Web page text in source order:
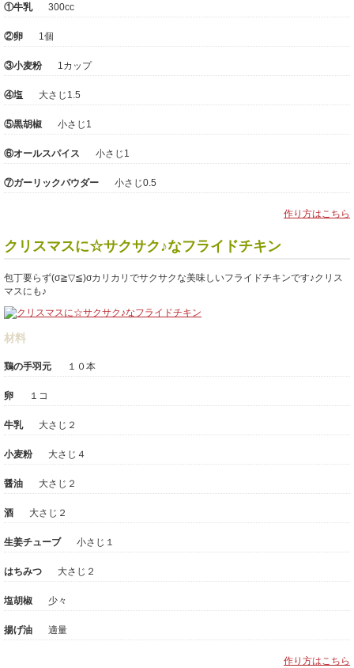
①牛乳 300cc
②卵 1個
③小麦粉 1カップ
④塩 大さじ1.5
⑤黒胡椒 小さじ1
⑥オールスパイス 小さじ1
⑦ガーリックパウダー 小さじ0.5
作り方はこちら
クリスマスに☆サクサク♪なフライドチキン
包丁要らず(σ≧▽≦)σカリカリでサクサクな美味しいフライドチキンです♪クリス
マスにも♪
材料
鶏の手羽元 １０本
卵 １コ
牛乳 大さじ２
小麦粉 大さじ４
醤油 大さじ２
酒 大さじ２
生姜チューブ 小さじ１
はちみつ 大さじ２
塩胡椒 少々
揚げ油 適量
作り方はこちら